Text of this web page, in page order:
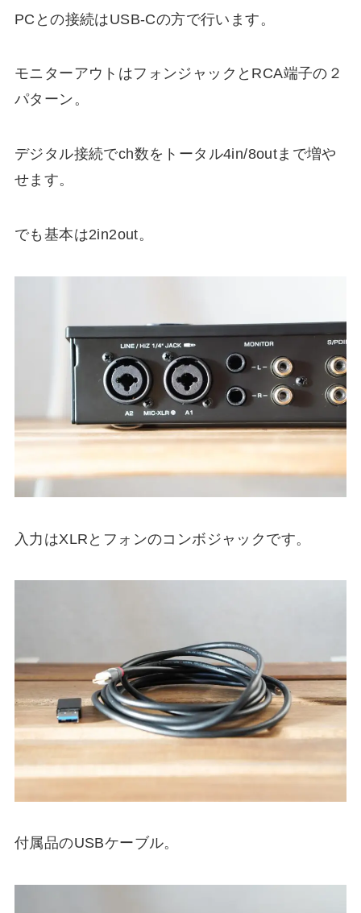
PCとの接続はUSB-Cの方で行います。
モニターアウトはフォンジャックとRCA端子の２
パターン。
デジタル接続でch数をトータル4in/8outまで増や
せます。
でも基本は2in2out。
入力はXLRとフォンのコンボジャックです。
付属品のUSBケーブル。